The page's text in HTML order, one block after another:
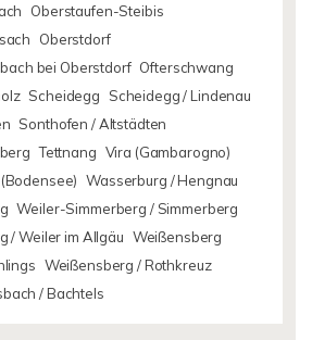
Oberstaufen-Steibis
Oberstdorf
bei Oberstdorf Ofterschwang
Scheidegg
Scheidegg / Lindenau
Sonthofen / Altstädten
Tettnang Vira (Gambarogno)
Wasserburg / Hengnau
Weiler-Simmerberg / Simmerberg
/ Weiler im Allgäu Weißensberg
Weißensberg / Rothkreuz
/ Bachtels